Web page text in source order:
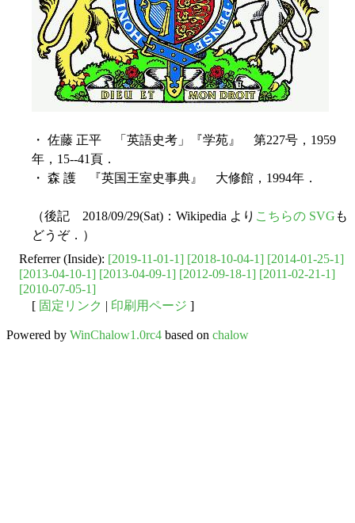
・ 佐藤 正平 「英語史考」『学苑』 第227号，1959
年，15--41頁．
・ 森 護 『英国王室史事典』 大修館，1994年．
（後記 2018/09/29(Sat)：Wikipedia より こちらの SVG も
どうぞ．）
Referrer (Inside): [2019-11-01-1] [2018-10-04-1] [2014-01-25-1]
[2013-04-10-1] [2013-04-09-1] [2012-09-18-1] [2011-02-21-1]
[2010-07-05-1]
[ 固定リンク | 印刷用ページ ]
Powered by WinChalow1.0rc4 based on chalow